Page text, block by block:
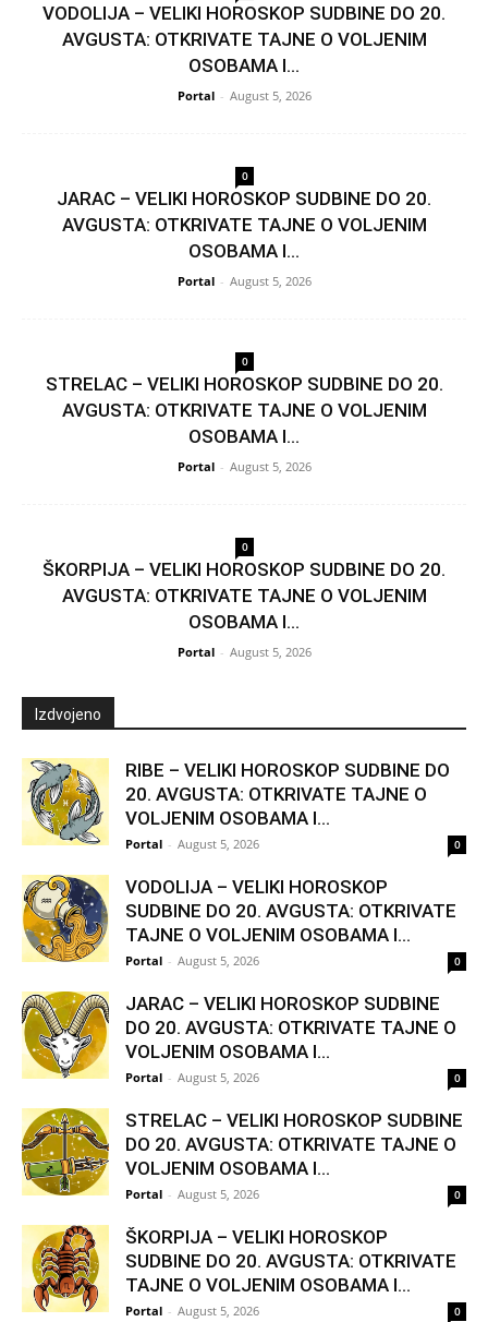
VODOLIJA – VELIKI HOROSKOP SUDBINE DO 20.
AVGUSTA: OTKRIVATE TAJNE O VOLJENIM
OSOBAMA I...
Portal - August 5, 2026
0
JARAC – VELIKI HOROSKOP SUDBINE DO 20.
AVGUSTA: OTKRIVATE TAJNE O VOLJENIM
OSOBAMA I...
Portal - August 5, 2026
0
STRELAC – VELIKI HOROSKOP SUDBINE DO 20.
AVGUSTA: OTKRIVATE TAJNE O VOLJENIM
OSOBAMA I...
Portal - August 5, 2026
0
ŠKORPIJA – VELIKI HOROSKOP SUDBINE DO 20.
AVGUSTA: OTKRIVATE TAJNE O VOLJENIM
OSOBAMA I...
Portal - August 5, 2026
Izdvojeno
RIBE – VELIKI HOROSKOP SUDBINE DO
20. AVGUSTA: OTKRIVATE TAJNE O
VOLJENIM OSOBAMA I...
Portal - August 5, 2026 0
VODOLIJA – VELIKI HOROSKOP
SUDBINE DO 20. AVGUSTA: OTKRIVATE
TAJNE O VOLJENIM OSOBAMA I...
Portal - August 5, 2026 0
JARAC – VELIKI HOROSKOP SUDBINE
DO 20. AVGUSTA: OTKRIVATE TAJNE O
VOLJENIM OSOBAMA I...
Portal - August 5, 2026 0
STRELAC – VELIKI HOROSKOP SUDBINE
DO 20. AVGUSTA: OTKRIVATE TAJNE O
VOLJENIM OSOBAMA I...
Portal - August 5, 2026 0
ŠKORPIJA – VELIKI HOROSKOP
SUDBINE DO 20. AVGUSTA: OTKRIVATE
TAJNE O VOLJENIM OSOBAMA I...
Portal - August 5, 2026 0